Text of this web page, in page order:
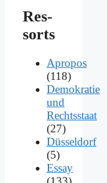
Res­
sorts
Apropos
(118)
Demokratie
und
Rechtsstaat
(27)
Düsseldorf
(5)
Essay